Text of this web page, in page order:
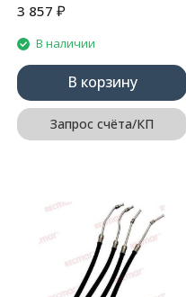
3 857 ₽
В наличии
В корзину
Запрос счёта/КП